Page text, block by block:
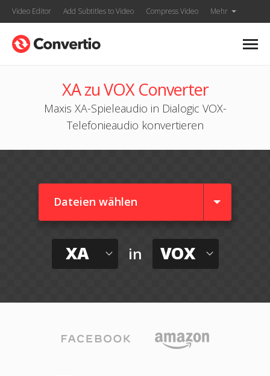
Video Editor Add Subtitles to Video Compress Video Mehr
XA zu VOX Converter
Maxis XA-Spieleaudio in Dialogic VOX-
Telefonieaudio konvertieren
Dateien wählen
XA in VOX